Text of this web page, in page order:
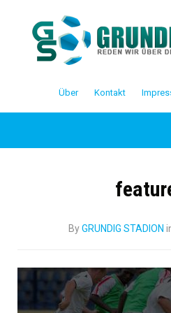
Über Kontakt
ByGRUNDIG STADION